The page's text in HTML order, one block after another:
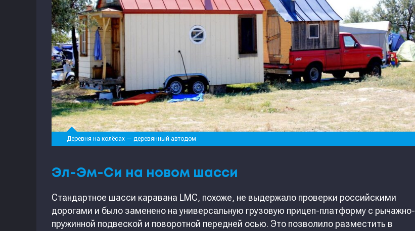
Деревня на колёсах — деревянный автодом
Эл-Эм-Си на новом шасси
Стандартное шасси каравана LMC, похоже, не выдержало проверки российскими
дорогами и было заменено на универсальную грузовую прицеп-платформу с рычажно-
пружинной подвеской и поворотной передней осью. Это позволило разместить в